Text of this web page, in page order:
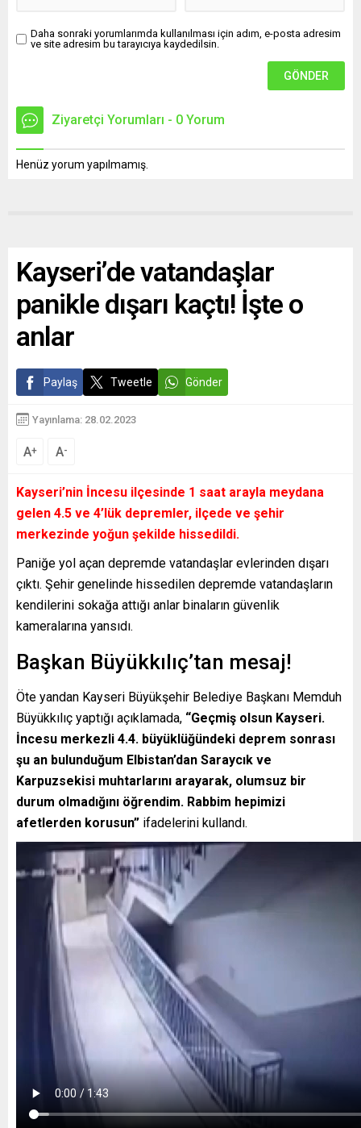
Daha sonraki yorumlarımda kullanılması için adım, e-posta adresim
ve site adresim bu tarayıcıya kaydedilsin.
Ziyaretçi Yorumları - 0 Yorum
Henüz yorum yapılmamış.
Kayseri’de vatandaşlar
panikle dışarı kaçtı! İşte o
anlar
Paylaş Tweetle Gönder
Yayınlama: 28.02.2023
A+ A-
Kayseri’nin İncesu ilçesinde 1 saat arayla meydana
gelen 4.5 ve 4’lük depremler, ilçede ve şehir
merkezinde yoğun şekilde hissedildi.
Paniğe yol açan depremde vatandaşlar evlerinden dışarı
çıktı. Şehir genelinde hissedilen depremde vatandaşların
kendilerini sokağa attığı anlar binaların güvenlik
kameralarına yansıdı.
Başkan Büyükkılıç’tan mesaj!
Öte yandan Kayseri Büyükşehir Belediye Başkanı Memduh
Büyükkılıç yaptığı açıklamada, “Geçmiş olsun Kayseri.
İncesu merkezli 4.4. büyüklüğündeki deprem sonrası
şu an bulunduğum Elbistan’dan Saraycık ve
Karpuzsekisi muhtarlarını arayarak, olumsuz bir
durum olmadığını öğrendim. Rabbim hepimizi
afetlerden korusun” ifadelerini kullandı.